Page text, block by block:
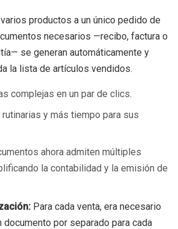
productos a un único pedido de
necesarios —recibo, factura o
se generan automáticamente y
la lista de artículos vendidos.
complejas en un par de clics.
y más tiempo para sus
ahora admiten múltiples
la contabilidad y la emisión de
Para cada venta, era necesario
documento por separado para cada